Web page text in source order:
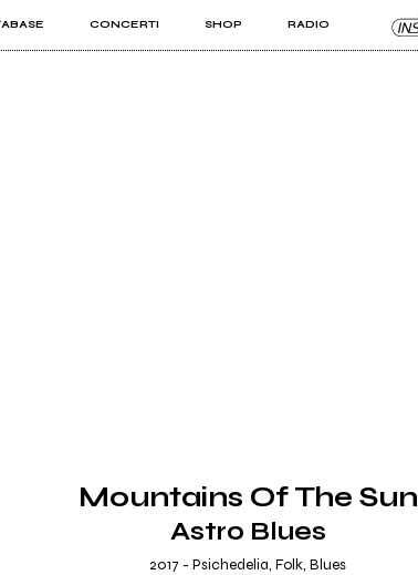
CONCERTI SHOP RADIO
PRO
Mountains Of The Sun
Astro Blues
2017 - Psichedelia, Folk, Blues